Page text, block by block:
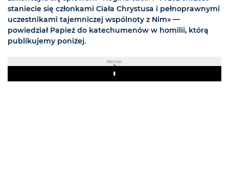
staniecie się członkami Ciała Chrystusa i pełnoprawnymi
uczestnikami tajemniczej wspólnoty z Nim» —
powiedział Papież do katechumenów w homilii, którą
publikujemy poniżej.
REKLAMA
Play